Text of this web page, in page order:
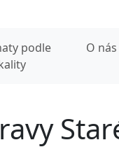
podle
O nás